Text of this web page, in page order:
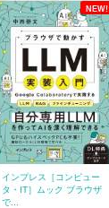
NEW!
インプレス［コンピュー
タ・IT］ムック ブラウザ
で...